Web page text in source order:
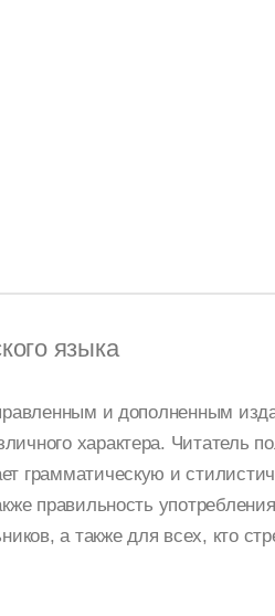
языка
и дополненным
характера. Читатель
грамматическую и
правильность
а также для всех, кто